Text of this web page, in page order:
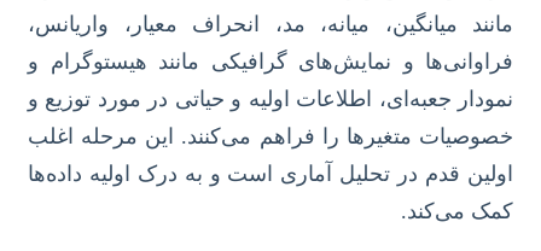
مانند میانگین، میانه، مد، انحراف معیار، واریانس،
فراوانی‌ها و نمایش‌های گرافیکی مانند هیستوگرام و
نمودار جعبه‌ای، اطلاعات اولیه و حیاتی در مورد توزیع و
خصوصیات متغیرها را فراهم می‌کنند. این مرحله اغلب
اولین قدم در تحلیل آماری است و به درک اولیه داده‌ها
کمک می‌کند.